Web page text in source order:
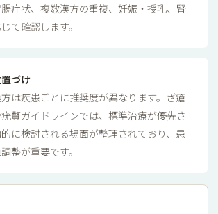
症状、複数漢方の重複、妊娠・授乳、腎
て確認します。
づけ
は疾患ごとに推奨度が異なります。ざ瘡
贅ガイドラインでは、標準治療が優先さ
に検討される場面が整理されており、患
整が重要です。